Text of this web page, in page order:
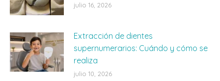
julio 16, 2026
Extracción de dientes
supernumerarios: Cuándo y cómo se
realiza
julio 10, 2026